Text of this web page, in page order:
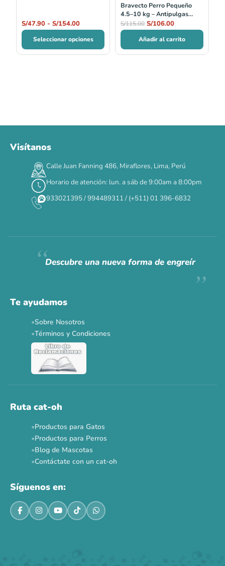
S/47.90 - S/154.00
Seleccionar opciones
Bravecto Perro Pequeño
4.5–10 kg – Antipulgas
masticable 3 meses
S/115.00 S/106.00
Añadir al carrito
DÍAS HORAS MIN SEG
✕
Siempre fuimosraros.
Ver todas las promos 🐾
Visítanos
Calle Juan Fanning 486, Miraflores, Lima, Perú
Horario de atención: lun. a sáb de 9:00am a 8:00pm
933021395 / 994489311 / (+511) 01 396-6832
Descubre una nueva forma de engreír
Te ayudamos
Sobre Nosotros
Términos y Condiciones
Ruta cat-oh
Productos para Gatos
Productos para Perros
Blog de Mascotas
Contáctate con un cat-oh
Síguenos en: